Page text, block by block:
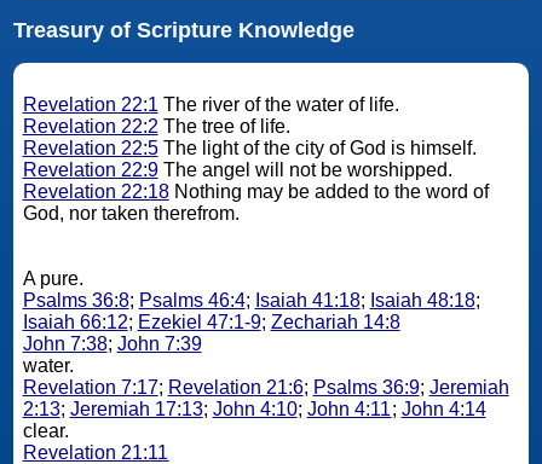
Treasury of Scripture Knowledge
Revelation 22:1 The river of the water of life.
Revelation 22:2 The tree of life.
Revelation 22:5The light of the city of God is himself.
Revelation 22:9The angel will not be worshipped.
Revelation 22:18Nothing may be added to the word of
God, nor taken therefrom.
A pure.
Psalms 36:8; Psalms 46:4; Isaiah 41:18; Isaiah 48:18;
Isaiah 66:12; Ezekiel 47:1-9; Zechariah 14:8
John 7:38; John 7:39
water.
Revelation 7:17; Revelation 21:6; Psalms 36:9; Jeremiah
2:13; Jeremiah 17:13; John 4:10; John 4:11; John 4:14
clear.
Revelation 21:11